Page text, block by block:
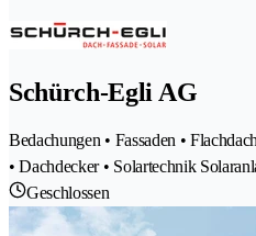
Schürch-Egli AG
Bedachungen • Fassaden •
• Dachdecker • Solartechnik
Geschlossen